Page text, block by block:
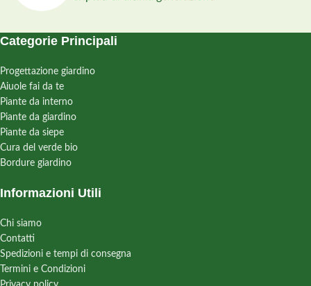
Categorie Principali
Progettazione giardino
Aiuole fai da te
Piante da interno
Piante da giardino
Piante da siepe
Cura del verde bio
Bordure giardino
Informazioni Utili
Chi siamo
Contatti
Spedizioni e tempi di consegna
Termini e Condizioni